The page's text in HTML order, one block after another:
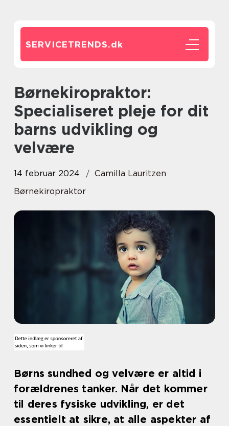
SERVICETRENDS.dk
Børnekiropraktor:
Specialiseret pleje for dit
barns udvikling og
velvære
14 februar 2024
Camilla Lauritzen
Børnekiropraktor
Børns sundhed og velvære er altid i
forældrenes tanker. Når det kommer
til deres fysiske udvikling, er det
essentielt at sikre, at alle aspekter af